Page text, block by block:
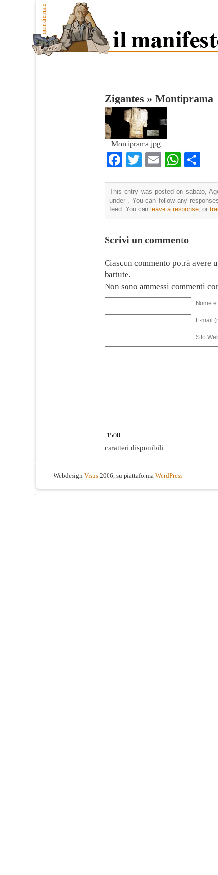
Zigantes » Montiprama
Montiprama.jpg
Facebook
TwitterEmail
This entry was posted on sabato,
under . You can follow any
feed. You can leave a response, or
Scrivi un commento
Ciascun commento potrà avere
battute.
Non sono ammessi commenti
Nome
E-mail
Sito
caratteri disponibili
Webdesign Visus 2006, su piattaforma WordPress